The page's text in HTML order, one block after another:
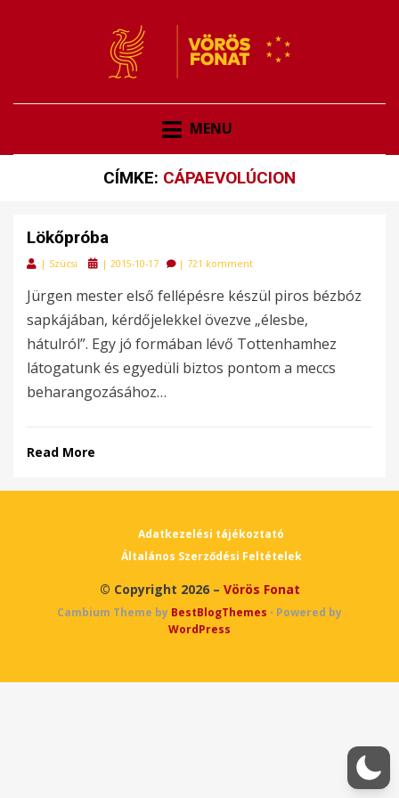
VÖRÖS FONAT
MENU
CÍMKE: CÁPAEVOLÚCION
Lökőpróba
| Szücsi
Posted
| 2015-10-17 | 721 komment
Jürgen mester első fellépésre készül piros bézbóz
sapkájában, kérdőjelekkel övezve „élesbe,
hátulról”. Egy jó formában lévő Tottenhamhez
látogatunk és egyedüli biztos pontom a meccs
beharangozásához…
Read More
Adatkezelési tájékoztató
Általános Szerződési Feltételek
© Copyright 2026 – Vörös Fonat
Cambium Theme by BestBlogThemes ⋅ Powered by
WordPress